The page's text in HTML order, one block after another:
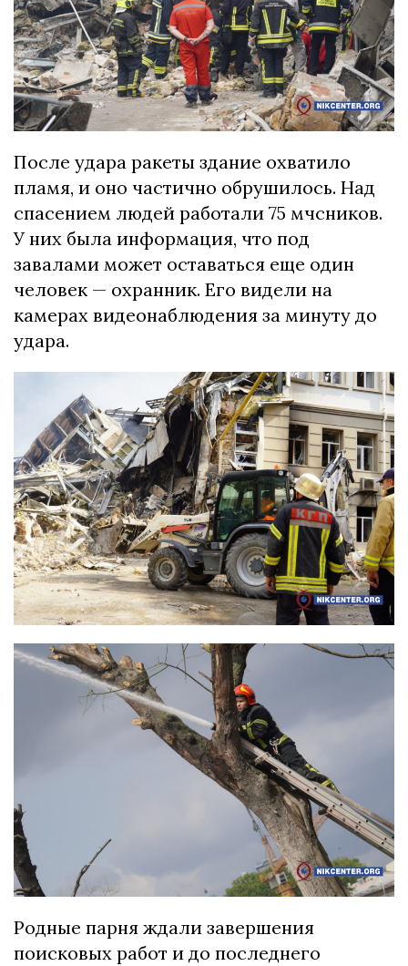
После удара ракеты здание охватило
пламя, и оно частично обрушилось. Над
спасением людей работали 75 мчсников.
У них была информация, что под
завалами может оставаться еще один
человек — охранник. Его видели на
камерах видеонаблюдения за минуту до
удара.
Родные парня ждали завершения
поисковых работ и до последнего